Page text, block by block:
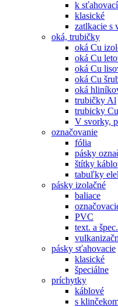
k
klasické
zatlkacie s
oká, trubičky
oká Cu
oká Cu
oká Cu
oká Cu
oká
trubičky Al
trubicky Cu
V svorky,
označovanie
fólia
pásky
štítky
tabuľky
pásky izolačné
baliace
PVC
text. a špec.
pásky sťahovacie
klasické
špeciálne
príchytky
káblové
s